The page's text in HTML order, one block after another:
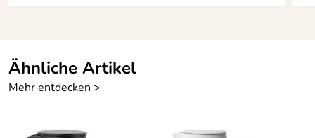
Ähnliche Artikel
Mehr entdecken >